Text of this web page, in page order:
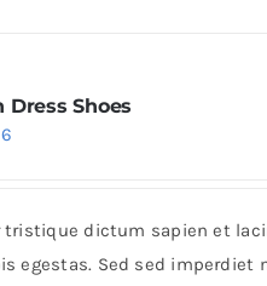
on
Dress Shoes
Current
$36.
tristique dictum sapien et
egestas. Sed sed imperdiet